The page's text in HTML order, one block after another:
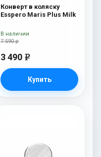
Конверт в коляску
Esspero Maris Plus Milk
7 590 р
3 490 e
Купить
В наличии